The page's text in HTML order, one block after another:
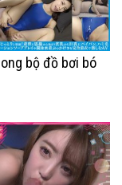
bộ đồ bơi bó